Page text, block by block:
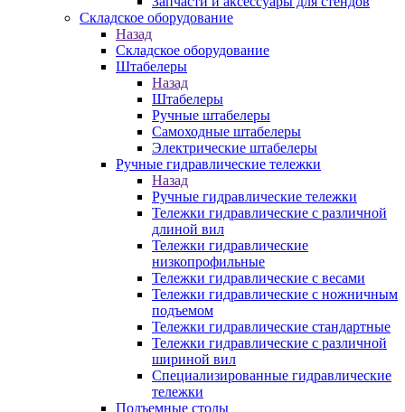
Складское оборудование
Назад
Складское оборудование
Штабелеры
Назад
Штабелеры
Ручные штабелеры
Самоходные штабелеры
Электрические штабелеры
Ручные гидравлические тележки
Назад
Ручные гидравлические тележки
Тележки гидравлические с различной
длиной вил
Тележки гидравлические
низкопрофильные
Тележки гидравлические с весами
Тележки гидравлические с ножничным
подъемом
Тележки гидравлические стандартные
Тележки гидравлические с различной
шириной вил
Специализированные гидравлические
тележки
Подъемные столы